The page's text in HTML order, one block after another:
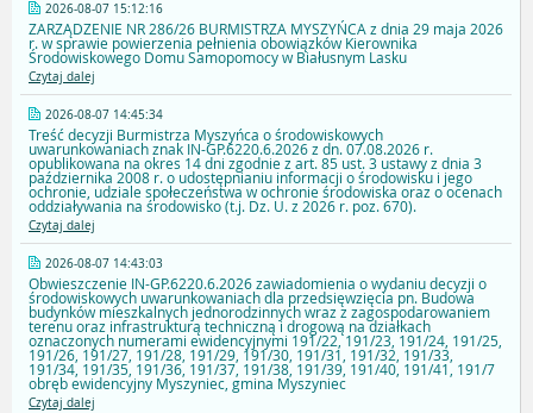
2026-08-07 15:12:16
ZARZĄDZENIE NR 286/26 BURMISTRZA MYSZYŃCA z dnia 29 maja 2026
r. w sprawie powierzenia pełnienia obowiązków Kierownika
Środowiskowego Domu Samopomocy w Białusnym Lasku
Czytaj dalej
2026-08-07 14:45:34
Treść decyzji Burmistrza Myszyńca o środowiskowych
uwarunkowaniach znak IN-GP.6220.6.2026 z dn. 07.08.2026 r.
opublikowana na okres 14 dni zgodnie z art. 85 ust. 3 ustawy z dnia 3
października 2008 r. o udostępnianiu informacji o środowisku i jego
ochronie, udziale społeczeństwa w ochronie środowiska oraz o ocenach
oddziaływania na środowisko (t.j. Dz. U. z 2026 r. poz. 670).
Czytaj dalej
2026-08-07 14:43:03
Obwieszczenie IN-GP.6220.6.2026 zawiadomienia o wydaniu decyzji o
środowiskowych uwarunkowaniach dla przedsięwzięcia pn. Budowa
budynków mieszkalnych jednorodzinnych wraz z zagospodarowaniem
terenu oraz infrastrukturą techniczną i drogową na działkach
oznaczonych numerami ewidencyjnymi 191/22, 191/23, 191/24, 191/25,
191/26, 191/27, 191/28, 191/29, 191/30, 191/31, 191/32, 191/33,
191/34, 191/35, 191/36, 191/37, 191/38, 191/39, 191/40, 191/41, 191/7
obręb ewidencyjny Myszyniec, gmina Myszyniec
Czytaj dalej